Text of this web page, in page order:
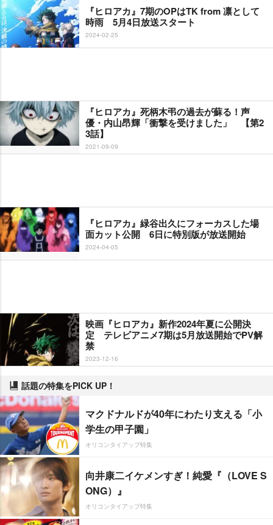
『ヒロアカ』7期のOPはTK from 凛として
時雨 5月4日放送スタート
2024-02-25
『ヒロアカ』死柄木弔の過去が蘇る！声
優・内山昂輝「衝撃を受けました」 【第2
3話】
2021-09-09
『ヒロアカ』緑谷出久にフォーカスした場
面カット公開 6日に特別版が放送開始
2024-04-05
映画『ヒロアカ』新作2024年夏に公開決
定 テレビアニメ7期は5月放送開始でPV解
禁
2023-12-16
話題の特集をPICK UP！
マクドナルドが40年にわたり支える「小
学生の甲子園」
オリコンタイアップ特集
向井康二イケメンすぎ！純愛『（LOVE S
ONG）』
オリコンタイアップ特集